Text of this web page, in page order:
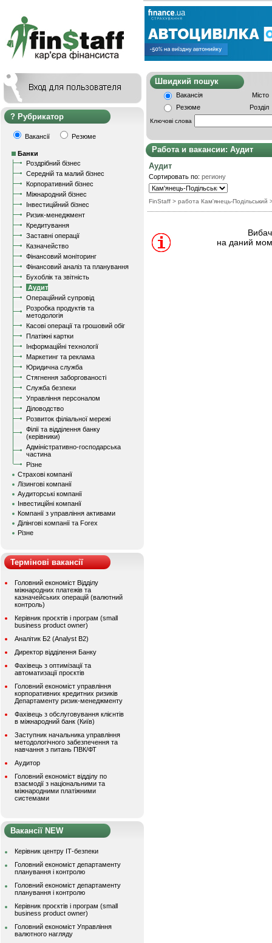
Рубрикатор
Вакансії Резюме
Банки
Роздрібний бізнес
Середній та малий бізнес
Корпоративний бізнес
Міжнародний бізнес
Інвестиційний бізнес
Ризик-менеджмент
Кредитування
Заставні операції
Казначейство
Фінансовий моніторинг
Фінансовий аналіз та планування
Бухоблік та звітність
Аудит
Операційний супровід
Розробка продуктів та
методологія
Касові операції та грошовий обіг
Платіжні картки
Інформаційні технології
Маркетинг та реклама
Юридична служба
Стягнення заборгованості
Служба безпеки
Управління персоналом
Діловодство
Розвиток філіальної мережі
Філії та відділення банку
(керівники)
Адміністративно-господарська
частина
Різне
Страхові компанії
Лізингові компанії
Аудиторські компанії
Інвестиційні компанії
Компанії з управління активами
Ділінгові компанії та Forex
Різне
Термінові вакансії
Головний економіст Відділу
міжнародних платежів та
казначейських операцій (валютний
контроль)
Керівник проєктів і програм (small
business product owner)
Аналітик Б2 (Analyst B2)
Директор відділення Банку
Фахівець з оптимізації та
автоматизації проєктів
Головний економіст управління
корпоративних кредитних ризиків
Департаменту ризик-менеджменту
Фахівець з обслуговування клієнтів
в міжнародний банк (Київ)
Заступник начальника управління
методологічного забезпечення та
навчання з питань ПВК/ФТ
Аудитор
Головний економіст відділу по
взаємодії з національними та
міжнародними платіжними
системами
Вакансії NEW
Керівник центру ІТ-безпеки
Головний економіст департаменту
планування і контролю
Головний економіст департаменту
планування і контролю
Керівник проєктів і програм (small
business product owner)
Головний економіст Управління
валютного нагляду
Швидкий
Вакансія
Місто
Резюме
Розділ
Ключові слова
Работа и вакансии: Аудит
Аудит
Сортировать по: региону
FinStaff > работа Кам'янець-Подільський
на даний